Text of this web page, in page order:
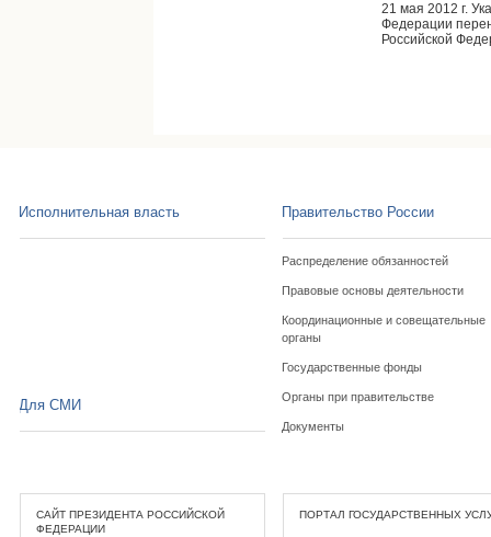
21 мая 2012 г.
Федерации
Российской
Исполнительная власть Правительство России
Распределение обязанностей
Правовые основы деятельности
Координационные и совещательные
органы
Государственные фонды
Органы при правительстве
Документы
Для СМИ
САЙТ ПРЕЗИДЕНТА РОССИЙСКОЙ
ФЕДЕРАЦИИ
ПОРТАЛ ГОСУДАРСТВЕННЫХ